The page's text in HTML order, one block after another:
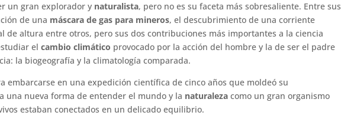
un gran explorador y naturalista, pero no es su faceta más sobresaliente. Entre sus
de una máscara de gas para mineros, el descubrimiento de una corriente
de altura entre otros, pero sus dos contribuciones más importantes a la ciencia
el cambio climático provocado por la acción del hombre y la de ser el padre
la biogeografía y la climatología comparada.
embarcarse en una expedición científica de cinco años que moldeó su
una nueva forma de entender el mundo y la naturaleza como un gran organismo
estaban conectados en un delicado equilibrio.